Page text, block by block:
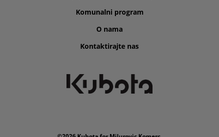
Komunalni program
O nama
Kontaktirajte nas